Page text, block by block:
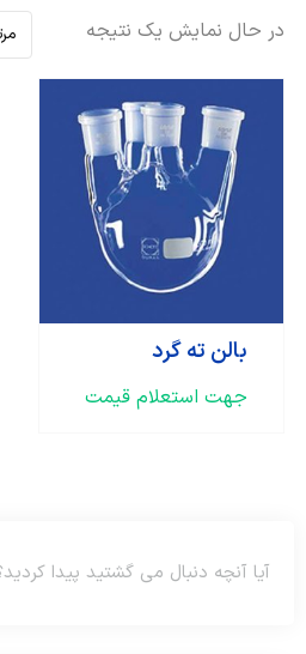
در حال نمایش یک نتیجه
بالن ته گرد
جهت استعلام قیمت